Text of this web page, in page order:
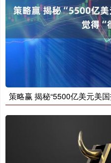
策略赢 揭秘“5500亿美元美